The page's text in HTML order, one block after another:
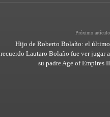
Próximo artículo
Hijo de Roberto Bolaño: el último
recuerdo Lautaro Bolaño fue ver jugar a
su padre Age of Empires II